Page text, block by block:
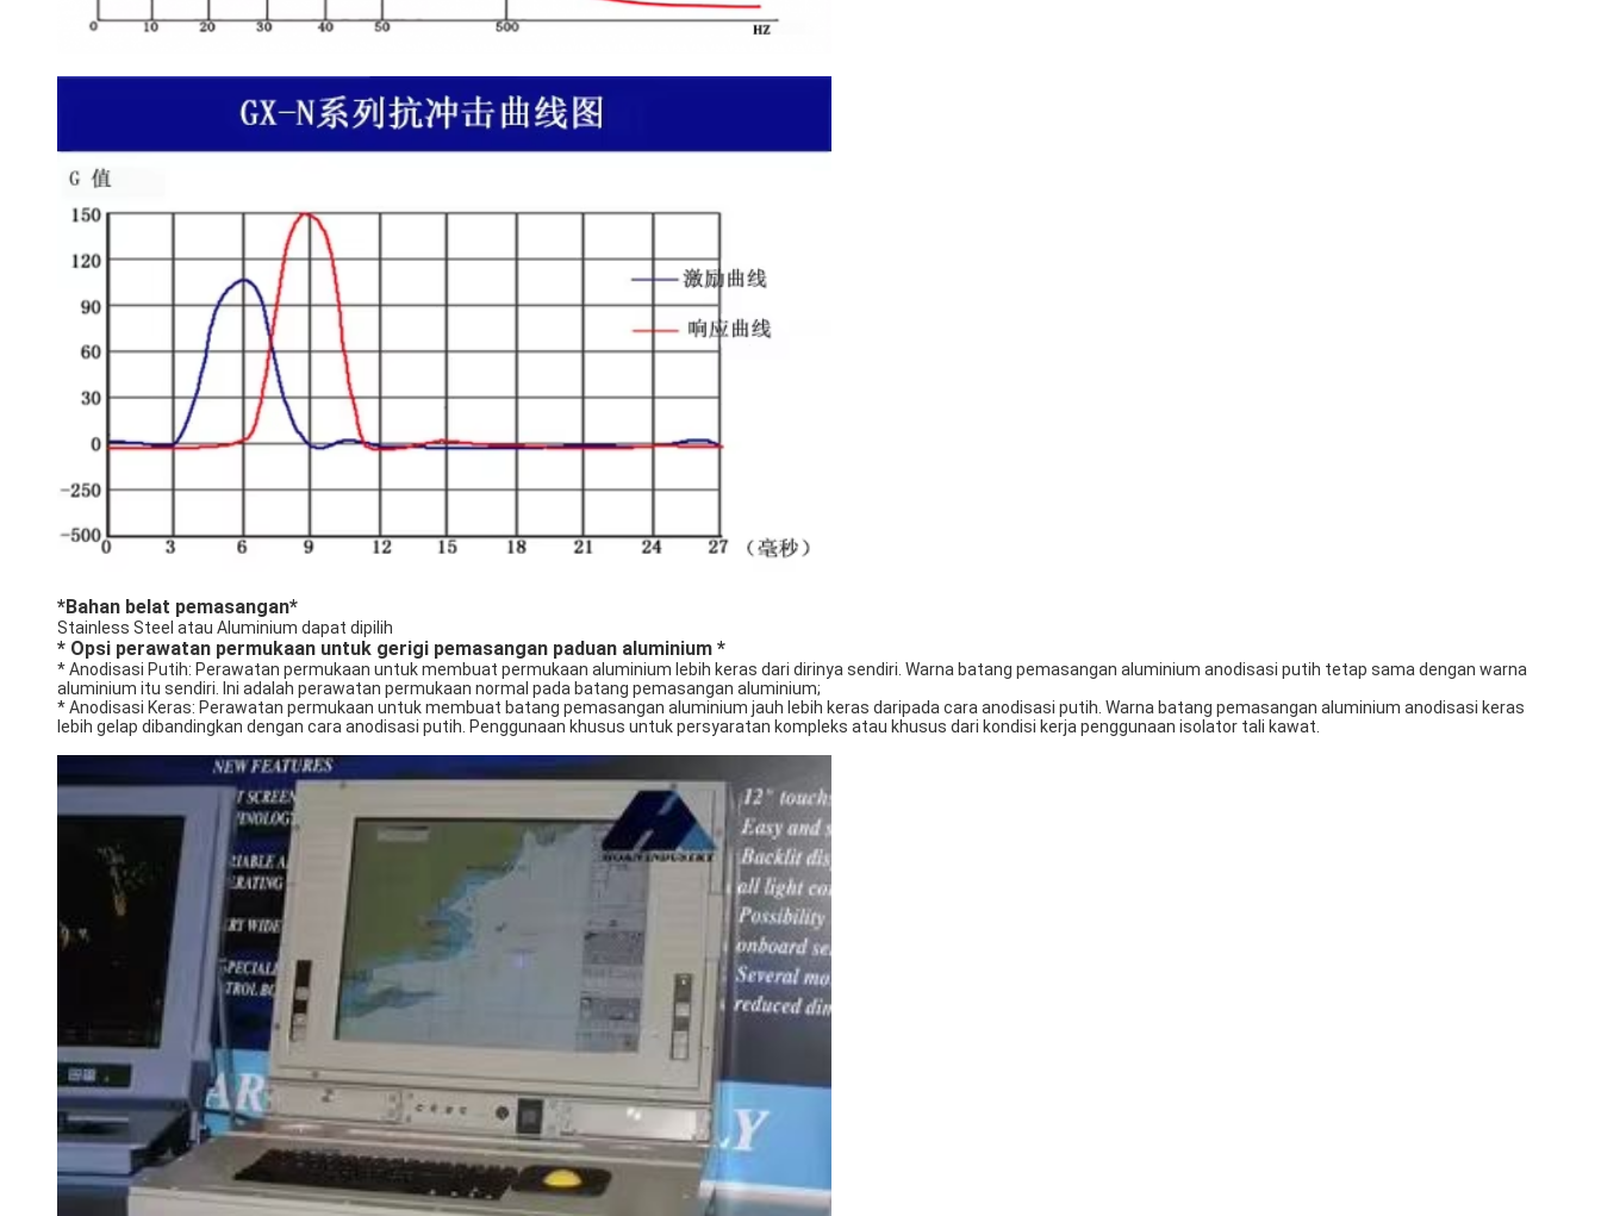
*Bahan belat pemasangan*
Stainless Steel atau Aluminium dapat dipilih
* Opsi perawatan permukaan untuk gerigi pemasangan paduan aluminium *
* Anodisasi Putih: Perawatan permukaan untuk membuat permukaan aluminium lebih keras dari dirinya sendiri. Warna batang pemasangan aluminium anodisasi putih tetap sama dengan warna
aluminium itu sendiri. Ini adalah perawatan permukaan normal pada batang pemasangan aluminium;
* Anodisasi Keras: Perawatan permukaan untuk membuat batang pemasangan aluminium jauh lebih keras daripada cara anodisasi putih. Warna batang pemasangan aluminium anodisasi keras
lebih gelap dibandingkan dengan cara anodisasi putih. Penggunaan khusus untuk persyaratan kompleks atau khusus dari kondisi kerja penggunaan isolator tali kawat.